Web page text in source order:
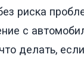
риска
с
делать,